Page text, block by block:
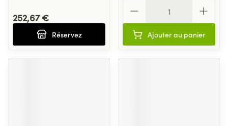
252,67 €
Réservez Ajouter au panier